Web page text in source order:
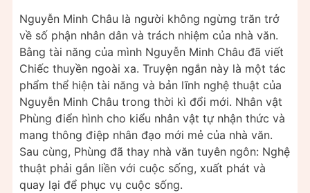
Nguyễn Minh Châu là người không ngừng trăn trở
về số phận nhân dân và trách nhiệm của nhà văn.
Bằng tài năng của mình Nguyễn Minh Châu đã viết
Chiếc thuyền ngoài xa. Truyện ngắn này là một tác
phẩm thể hiện tài năng và bản lĩnh nghệ thuật của
Nguyễn Minh Châu trong thời kì đổi mới. Nhân vật
Phùng điển hình cho kiểu nhân vật tự nhận thức và
mang thông điệp nhân đạo mới mẻ của nhà văn.
Sau cùng, Phùng đã thay nhà văn tuyên ngôn: Nghệ
thuật phải gắn liền với cuộc sống, xuất phát và
quay lại để phục vụ cuộc sống.